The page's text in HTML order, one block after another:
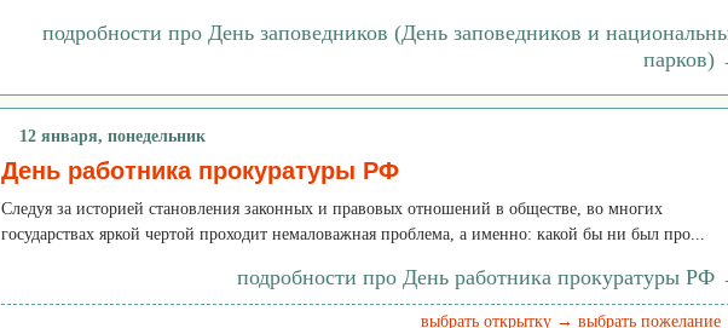
подробности про День заповедников (День заповедников и
парков)
12 января, понедельник
День работника прокуратуры РФ
Следуя за историей становления законных и правовых отношений в обществе, во многих
государствах яркой чертой проходит немаловажная проблема, а именно: какой бы ни был про...
подробности про День работника прокуратуры РФ
выбрать открытку → выбрать